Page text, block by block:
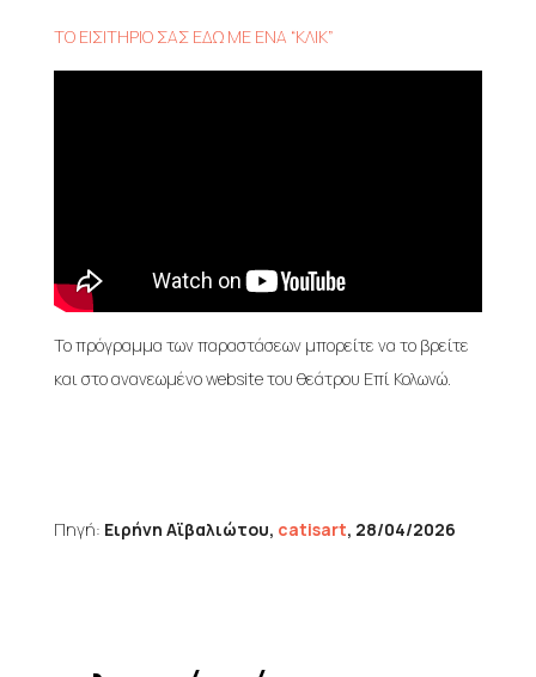
ΤΟ ΕΙΣΙΤΗΡΙΟ ΣΑΣ ΕΔΩ ΜΕ ΕΝΑ “ΚΛΙΚ”
Το πρόγραμμα των παραστάσεων μπορείτε να το βρείτε
και στο ανανεωμένο website του θεάτρου Επί Κολωνώ.
Πηγή: Ειρήνη Αϊβαλιώτου, catisart, 28/04/2026